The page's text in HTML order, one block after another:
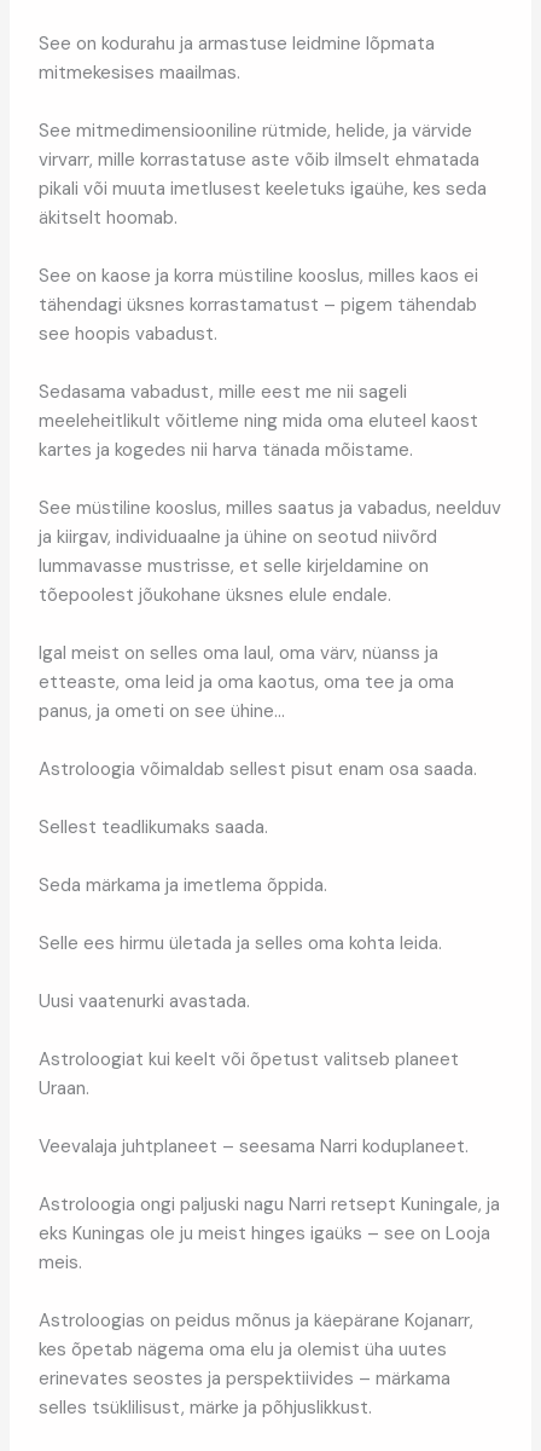
See on kodurahu ja armastuse leidmine lõpmata
mitmekesises maailmas.
See mitmedimensiooniline rütmide, helide, ja värvide
virvarr, mille korrastatuse aste võib ilmselt ehmatada
pikali või muuta imetlusest keeletuks igaühe, kes seda
äkitselt hoomab.
See on kaose ja korra müstiline kooslus, milles kaos ei
tähendagi üksnes korrastamatust – pigem tähendab
see hoopis vabadust.
Sedasama vabadust, mille eest me nii sageli
meeleheitlikult võitleme ning mida oma eluteel kaost
kartes ja kogedes nii harva tänada mõistame.
See müstiline kooslus, milles saatus ja vabadus, neelduv
ja kiirgav, individuaalne ja ühine on seotud niivõrd
lummavasse mustrisse, et selle kirjeldamine on
tõepoolest jõukohane üksnes elule endale.
Igal meist on selles oma laul, oma värv, nüanss ja
etteaste, oma leid ja oma kaotus, oma tee ja oma
panus, ja ometi on see ühine…
Astroloogia võimaldab sellest pisut enam osa saada.
Sellest teadlikumaks saada.
Seda märkama ja imetlema õppida.
Selle ees hirmu ületada ja selles oma kohta leida.
Uusi vaatenurki avastada.
Astroloogiat kui keelt või õpetust valitseb planeet
Uraan.
Veevalaja juhtplaneet – seesama Narri koduplaneet.
Astroloogia ongi paljuski nagu Narri retsept Kuningale, ja
eks Kuningas ole ju meist hinges igaüks – see on Looja
meis.
Astroloogias on peidus mõnus ja käepärane Kojanarr,
kes õpetab nägema oma elu ja olemist üha uutes
erinevates seostes ja perspektiivides – märkama
selles tsüklilisust, märke ja põhjuslikkust.